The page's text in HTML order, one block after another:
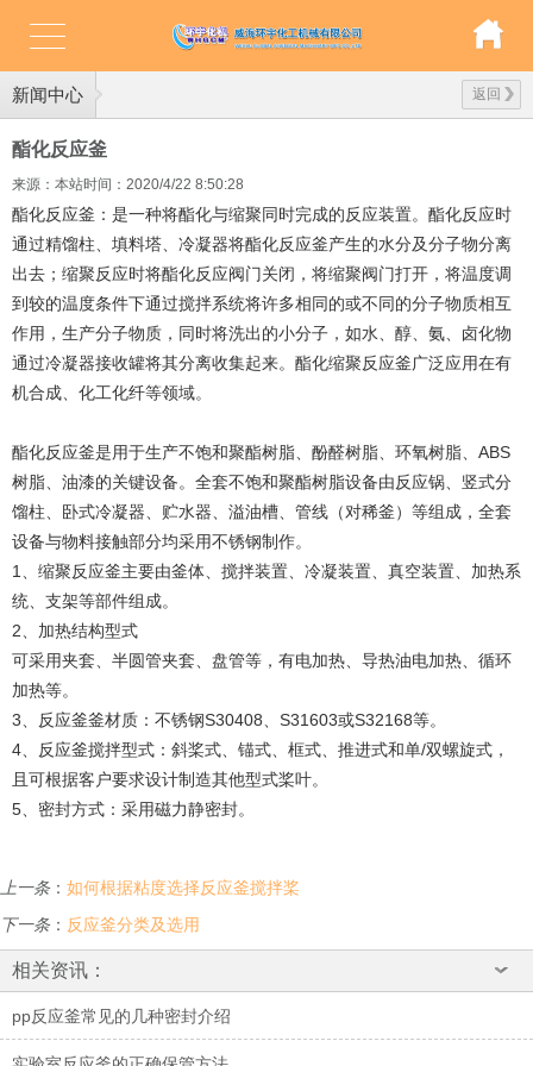
新闻中心 返回
酯化反应釜
来源：本站时间：2020/4/22 8:50:28
酯化反应釜：是一种将酯化与缩聚同时完成的反应装置。酯化反应时
通过精馏柱、填料塔、冷凝器将酯化反应釜产生的水分及分子物分离
出去；缩聚反应时将酯化反应阀门关闭，将缩聚阀门打开，将温度调
到较的温度条件下通过搅拌系统将许多相同的或不同的分子物质相互
作用，生产分子物质，同时将洗出的小分子，如水、醇、氨、卤化物
通过冷凝器接收罐将其分离收集起来。酯化缩聚反应釜广泛应用在有
机合成、化工化纤等领域。
酯化反应釜是用于生产不饱和聚酯树脂、酚醛树脂、环氧树脂、ABS
树脂、油漆的关键设备。全套不饱和聚酯树脂设备由反应锅、竖式分
馏柱、卧式冷凝器、贮水器、溢油槽、管线（对稀釜）等组成，全套
设备与物料接触部分均采用不锈钢制作。
1、缩聚反应釜主要由釜体、搅拌装置、冷凝装置、真空装置、加热系
统、支架等部件组成。
2、加热结构型式
可采用夹套、半圆管夹套、盘管等，有电加热、导热油电加热、循环
加热等。
3、反应釜釜材质：不锈钢S30408、S31603或S32168等。
4、反应釜搅拌型式：斜桨式、锚式、框式、推进式和单/双螺旋式，
且可根据客户要求设计制造其他型式桨叶。
5、密封方式：采用磁力静密封。
上一条： 如何根据粘度选择反应釜搅拌桨
下一条： 反应釜分类及选用
相关资讯：
pp反应釜常见的几种密封介绍